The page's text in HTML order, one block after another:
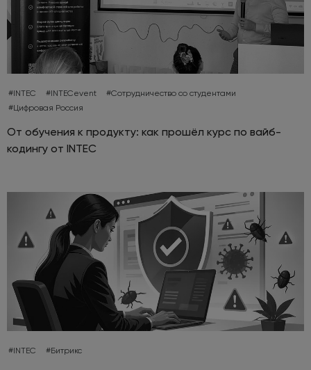
#INTEC #INTECevent
#Сотрудничество со студентами
#Цифровая Россия
От обучения к продукту: как прошёл курс по вайб-
кодингу от INTEC
#INTEC #Битрикс